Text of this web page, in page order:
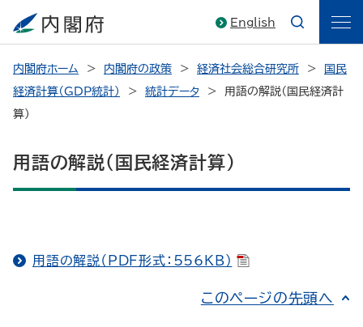
English
内閣府ホーム 内閣府の政策 経済社会総合研究所
国民
経済計算（GDP統計）
統計データ
用語の解説（国民経済計
算）
用語の解説（国民経済計算）
用語の解説（PDF形式：556KB）
このページの先頭へ